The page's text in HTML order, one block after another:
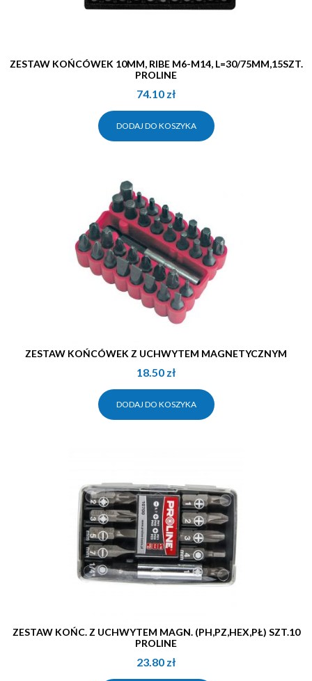
ZESTAW KOŃCÓWEK 10MM, RIBE M6-M14, L=30/75MM,15SZT.
PROLINE
74.10 zł
DODAJ DO KOSZYKA
ZESTAW KOŃCÓWEK Z UCHWYTEM MAGNETYCZNYM
18.50 zł
DODAJ DO KOSZYKA
ZESTAW KOŃC. Z UCHWYTEM MAGN. (PH,PZ,HEX,PŁ) SZT.10
PROLINE
23.80 zł